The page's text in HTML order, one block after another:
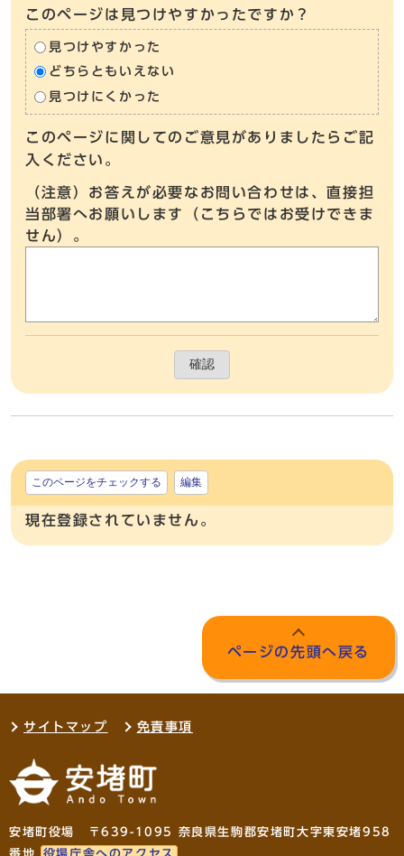
このページは見つけやすかったですか？
見つけやすかった
どちらともいえない
見つけにくかった
このページに関してのご意見がありましたらご記
入ください。
（注意）お答えが必要なお問い合わせは、直接担
当部署へお願いします（こちらではお受けできま
せん）。
確認
このページをチェックする 編集
現在登録されていません。
ページの先頭へ戻る
サイトマップ 免責事項
安堵町役場 〒639-1095 奈良県生駒郡安堵町大字東安堵958